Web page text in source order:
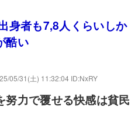
身者も7,8人くらいしか
酷い
25/05/31(土) 11:32:04 ID:NxRY
努力で覆せる快感は貧民